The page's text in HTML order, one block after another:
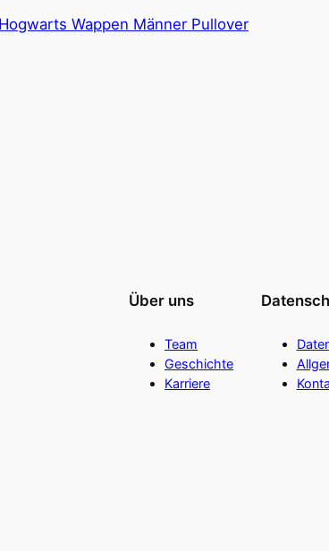
Wappen Männer Pullover
Über uns
Team
Geschichte
Karriere